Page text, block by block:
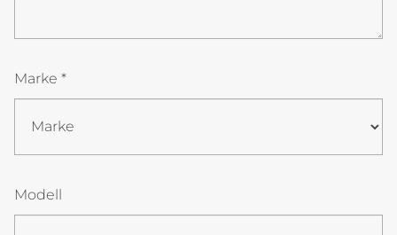
Marke *
Modell